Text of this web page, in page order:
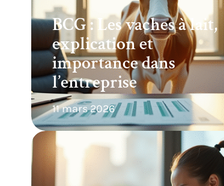
BCG : Les vaches à lait,
explication et
importance dans
l’entreprise
11 mars 2026